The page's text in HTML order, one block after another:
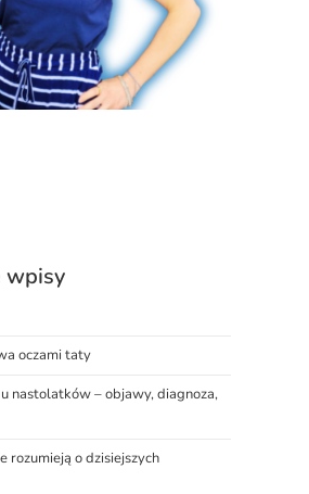
wpisy
oczami taty
nastolatków – objawy, diagnoza,
rozumieją o dzisiejszych